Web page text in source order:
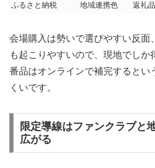
ふるさと納税
地域連携色 返礼
会場購入は勢いで選びやすい反面
も起こりやすいので、現地でしか
番品はオンラインで補完するとい
くいです。
限定導線はファンクラブと
広がる